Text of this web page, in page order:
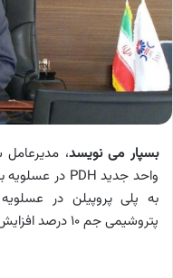
بسپار می نویسد،
واحد جدیدPDH در عسلویه
به پلی پروپیلن در
پتروشیمی جم 10 درصد افزایش می یابد